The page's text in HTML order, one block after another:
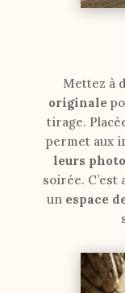
Mettez à
originale
tirage.
permet aux
leurs
soirée.
un espace